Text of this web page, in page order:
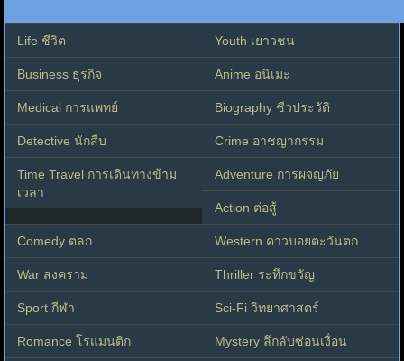
Life ชีวิต Youth เยาวชน
Business ธุรกิจ Anime อนิเมะ
Medical การแพทย์ Biography ชีวประวัติ
Detective นักสืบ Crime อาชญากรรม
Time Travel การเดินทางข้าม
เวลา
Adventure การผจญภัย
Action ต่อสู้
Comedy ตลก Western คาวบอยตะวันตก
War สงคราม Thriller ระทึกขวัญ
Sport กีฬา Sci-Fi วิทยาศาสตร์
Romance โรแมนติก Mystery ลึกลับซ่อนเงื่อน